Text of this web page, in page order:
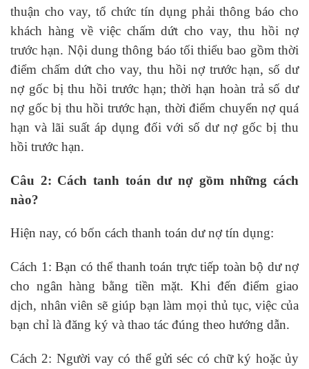
thuận cho vay, tổ chức tín dụng phải thông báo cho
khách hàng về việc chấm dứt cho vay, thu hồi nợ
trước hạn. Nội dung thông báo tối thiểu bao gồm thời
điểm chấm dứt cho vay, thu hồi nợ trước hạn, số dư
nợ gốc bị thu hồi trước hạn; thời hạn hoàn trả số dư
nợ gốc bị thu hồi trước hạn, thời điểm chuyển nợ quá
hạn và lãi suất áp dụng đối với số dư nợ gốc bị thu
hồi trước hạn.
Câu 2: Cách tanh toán dư nợ gồm những cách
nào?
Hiện nay, có bốn cách thanh toán dư nợ tín dụng:
Cách 1: Bạn có thể thanh toán trực tiếp toàn bộ dư nợ
cho ngân hàng bằng tiền mặt. Khi đến điểm giao
dịch, nhân viên sẽ giúp bạn làm mọi thủ tục, việc của
bạn chỉ là đăng ký và thao tác đúng theo hướng dẫn.
Cách 2: Người vay có thể gửi séc có chữ ký hoặc ủy